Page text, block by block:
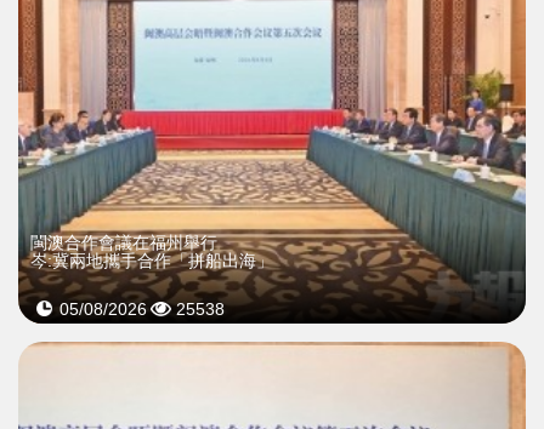
閩澳合作會議在福州舉行
岑:冀兩地攜手合作「拼船出海」
05/08/2026 25538